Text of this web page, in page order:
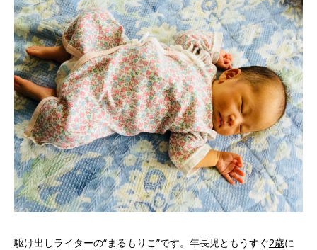
駆け出しライターの“まるもりこ”です。年長児ともうすぐ2歳に